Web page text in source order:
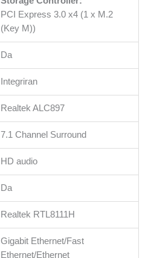
PCI Express 3.0 x4 (1 x M.2
(Key M))
Da
Integriran
Realtek ALC897
7.1 Channel Surround
HD audio
Da
Realtek RTL8111H
Gigabit Ethernet/Fast
Ethernet/Ethernet